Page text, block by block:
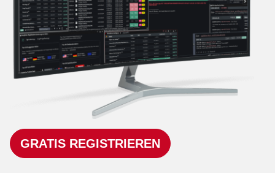
GRATIS REGISTRIEREN